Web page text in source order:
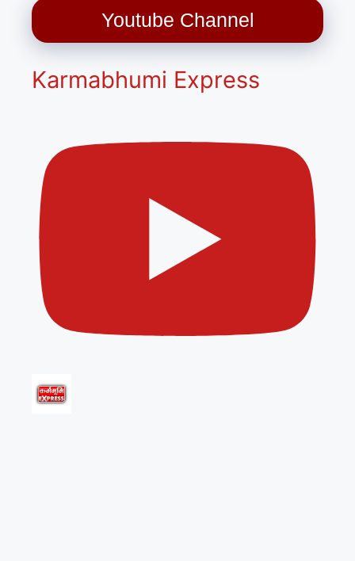
Youtube Channel
Karmabhumi Express